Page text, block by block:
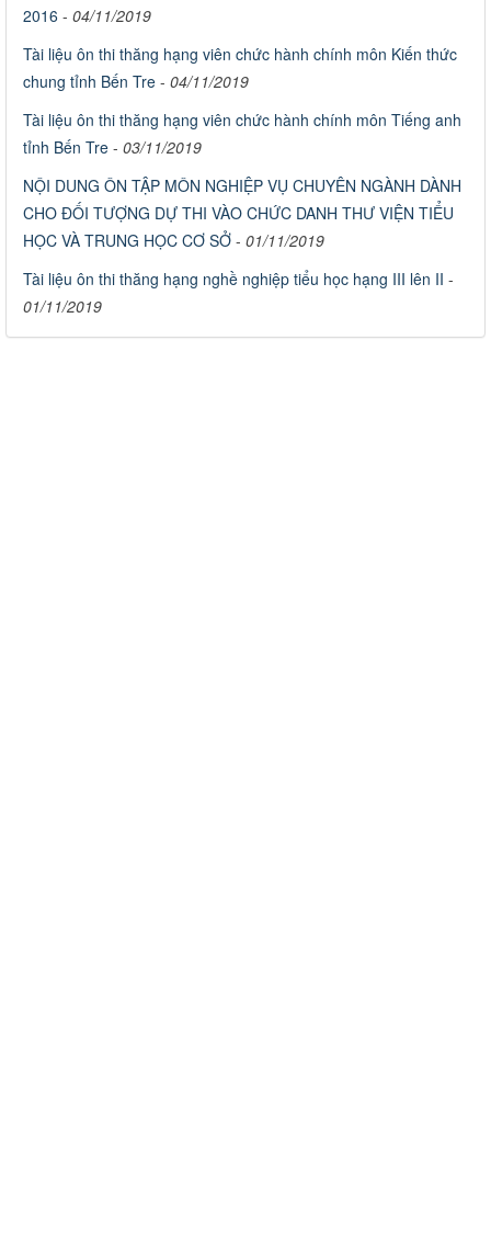
2016 - 04/11/2019
Tài liệu ôn thi thăng hạng viên chức hành chính môn Kiến thức
chung tỉnh Bến Tre - 04/11/2019
Tài liệu ôn thi thăng hạng viên chức hành chính môn Tiếng anh
tỉnh Bến Tre - 03/11/2019
NỘI DUNG ÔN TẬP MÔN NGHIỆP VỤ CHUYÊN NGÀNH DÀNH
CHO ĐỐI TƯỢNG DỰ THI VÀO CHỨC DANH THƯ VIỆN TIỂU
HỌC VÀ TRUNG HỌC CƠ SỞ - 01/11/2019
Tài liệu ôn thi thăng hạng nghề nghiệp tiểu học hạng III lên II -
01/11/2019